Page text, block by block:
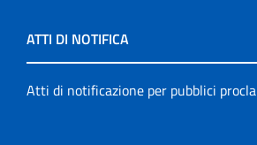
ATTI DI NOTIFICA
Atti di notificazione per pubblici